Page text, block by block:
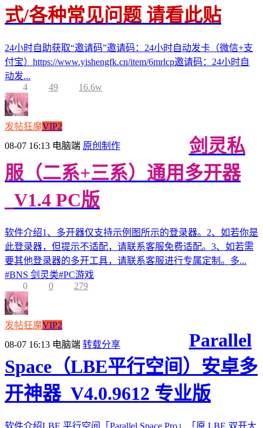
式/各种常见问题 请看此贴
24小时自助获取“邀请码”邀请码：24小时自动发卡（微信+支
付宝）https://www.yishengfk.cn/item/6mrlcp邀请码：24小时自
动发...
4
49 16.6w
发帖狂魔VIP2
08-07 16:13 电脑端 原创制作
剑灵私
服（二系+三系）通用多开器
_V1.4 PC版
软件介绍1、多开器仅支持示例图所示的登录器。2、如若你是
此登录器，但提示不适配，请联系客服免费适配。3、如若需
要其他登录器的多开工具，请联系客服进行专属定制。多...
#BNS 剑灵类#PC游戏
0
0 279
发帖狂魔VIP2
08-07 16:13 电脑端 转载分享
Parallel
Space（LBE平行空间）安卓多
开神器_V4.0.9612 专业版
软件介绍LBE 平行空间「Parallel Space Pro」「原 LBE 双开大